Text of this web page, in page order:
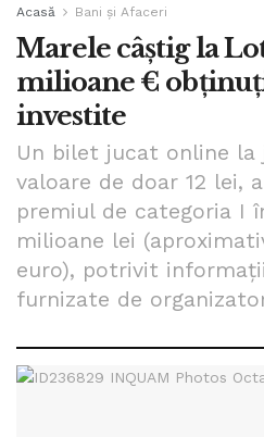
Acasă Bani și Afaceri
Marele câștig la
milioane €
investite
Un bilet jucat online
valoare de doar 12 lei,
premiul de categoria I
milioane lei
euro), potrivit
furnizate de